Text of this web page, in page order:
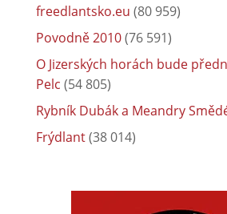
freedlantsko.eu (80 959)
Povodně 2010(76 591)
O Jizerských horách bude
Pelc (54 805)
Rybník Dubák a Meandry
Frýdlant(38 014)